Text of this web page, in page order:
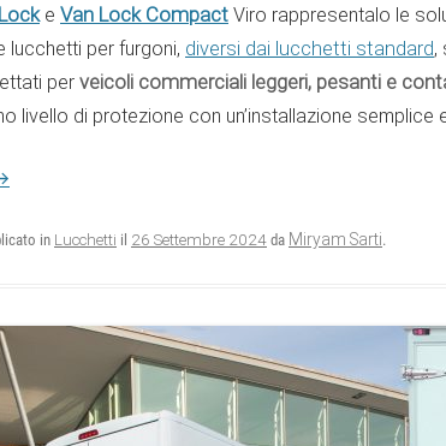
e Van Lock Compact Viro rappresentalo le
lucchetti per furgoni, diversi dai lucchetti standard,
per veicoli commerciali leggeri, pesanti e
livello di protezione con un’installazione semplice
in Lucchetti il 26 Settembre 2024 da Miryam Sarti.